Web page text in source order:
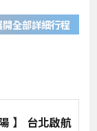
開全部詳細行程
】 台北啟航